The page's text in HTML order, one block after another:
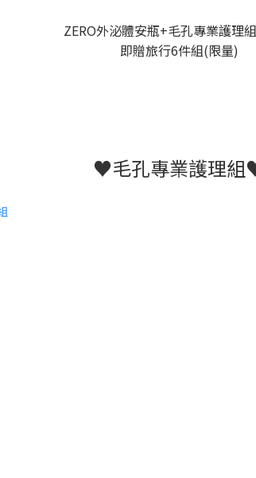
ZERO外泌體安瓶+毛孔專業護理
即贈旅行6件組(限量)
♥毛孔專業護理